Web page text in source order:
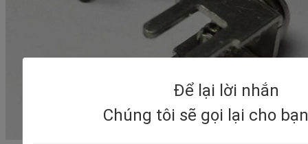
Để lại lời nhắn
Chúng tôi sẽ gọi lại cho